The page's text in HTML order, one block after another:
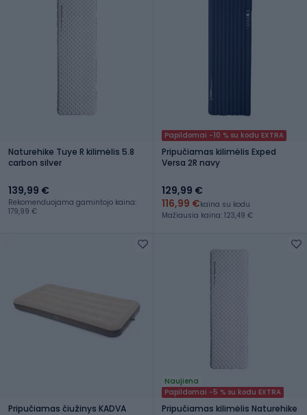
Naturehike Tuye R kilimėlis 5.8
carbon silver
139,99 €
Rekomenduojama gamintojo kaina:
179,99 €
Papildomai -10 % su kodu EXTRA
Pripučiamas kilimėlis Exped
Versa 2R navy
129,99 €
116,99 €kaina su kodu
Mažiausia kaina: 123,49 €
Pripučiamas čiužinys KADVA
Naujiena
Papildomai -5 % su kodu EXTRA
Pripučiamas kilimėlis Naturehike